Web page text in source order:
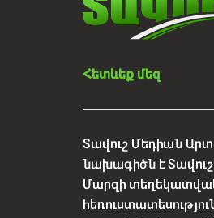
Հետևեք մեզ
Տավուշ Մեդիան
նախագիծն է
Մարզի